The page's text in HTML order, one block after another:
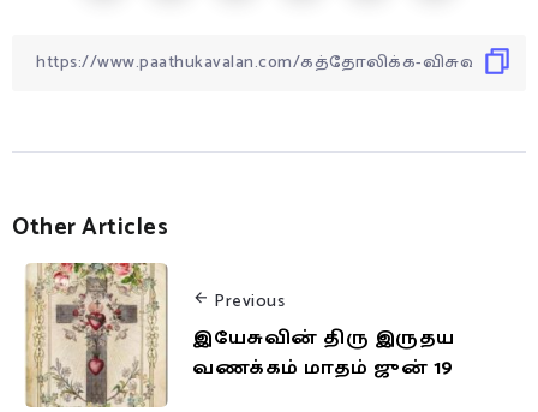
Other Articles
Previous
இயேசுவின் திரு இருதய
வணக்கம் மாதம் ஜுன் 19